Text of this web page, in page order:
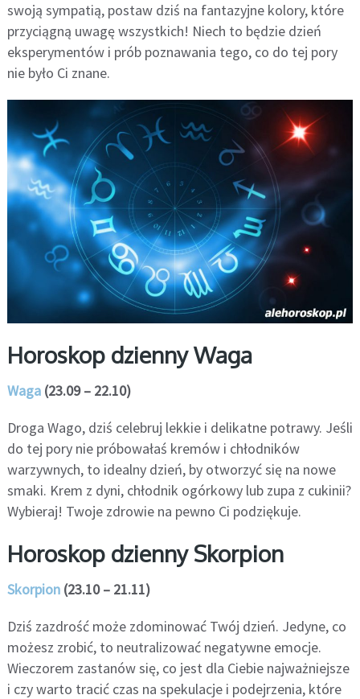
swoją sympatią, postaw dziś na fantazyjne kolory, które
przyciągną uwagę wszystkich! Niech to będzie dzień
eksperymentów i prób poznawania tego, co do tej pory
nie było Ci znane.
Horoskop dzienny Waga
Waga(23.09 – 22.10)
Droga Wago, dziś celebruj lekkie i delikatne potrawy. Jeśli
do tej pory nie próbowałaś kremów i chłodników
warzywnych, to idealny dzień, by otworzyć się na nowe
smaki. Krem z dyni, chłodnik ogórkowy lub zupa z cukinii?
Wybieraj! Twoje zdrowie na pewno Ci podziękuje.
Horoskop dzienny Skorpion
Skorpion(23.10 – 21.11)
Dziś zazdrość może zdominować Twój dzień. Jedyne, co
możesz zrobić, to neutralizować negatywne emocje.
Wieczorem zastanów się, co jest dla Ciebie najważniejsze
i czy warto tracić czas na spekulacje i podejrzenia, które